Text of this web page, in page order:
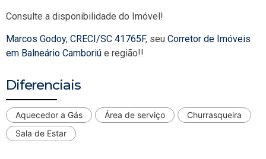
Consulte a disponibilidade do Imóvel!
Marcos Godoy, CRECI/SC 41765F, seu Corretor de Imóveis
em Balneário Camboriú e região!!
Diferenciais
Aquecedor a Gás Área de serviço
Churrasqueira
Sala de Estar